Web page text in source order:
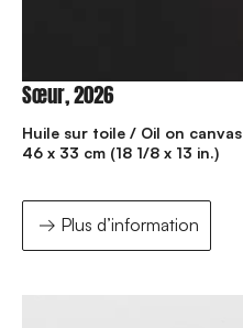
Sœur, 2026
Huile sur toile / Oil on canvas
46 x 33 cm (18 1/8 x 13 in.)
Plus d’information